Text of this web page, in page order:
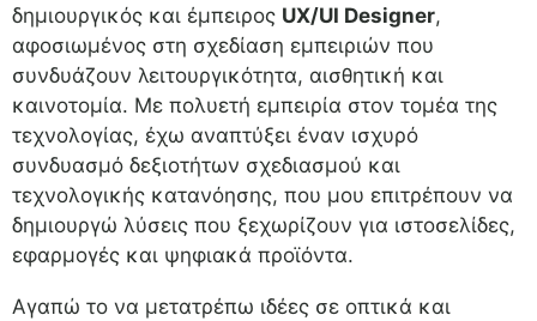
δημιουργικός και έμπειρος UX/UI Designer,
αφοσιωμένος στη σχεδίαση εμπειριών που
συνδυάζουν λειτουργικότητα, αισθητική και
καινοτομία. Με πολυετή εμπειρία στον τομέα της
τεχνολογίας, έχω αναπτύξει έναν ισχυρό
συνδυασμό δεξιοτήτων σχεδιασμού και
τεχνολογικής κατανόησης, που μου επιτρέπουν να
δημιουργώ λύσεις που ξεχωρίζουν για ιστοσελίδες,
εφαρμογές και ψηφιακά προϊόντα.
Αγαπώ το να μετατρέπω ιδέες σε οπτικά και